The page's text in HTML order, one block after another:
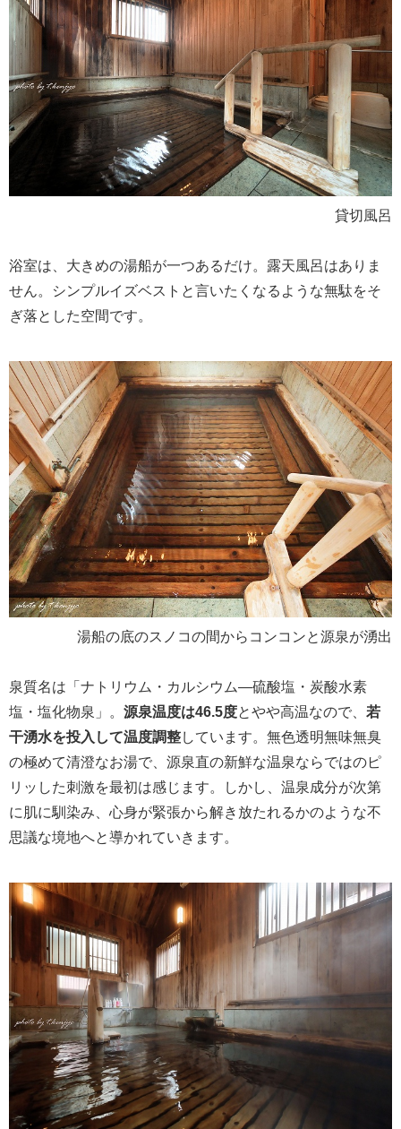
貸切風呂
浴室は、大きめの湯船が一つあるだけ。露天風呂はありま
せん。シンプルイズベストと言いたくなるような無駄をそ
ぎ落とした空間です。
湯船の底のスノコの間からコンコンと源泉が湧出
泉質名は「ナトリウム・カルシウム―硫酸塩・炭酸水素
塩・塩化物泉」。 源泉温度は46.5度とやや高温なので、 若
干湧水を投入して温度調整しています。無色透明無味無臭
の極めて清澄なお湯で、源泉直の新鮮な温泉ならではのピ
リッした刺激を最初は感じます。しかし、温泉成分が次第
に肌に馴染み、心身が緊張から解き放たれるかのような不
思議な境地へと導かれていきます。